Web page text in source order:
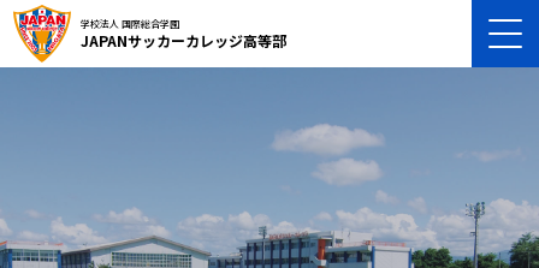
学校法人 国際総合学園
JAPANサッカーカレッジ高等部